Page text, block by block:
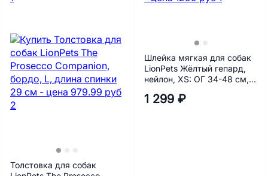
Толстовка для собак
Шлейка мягкая для собак
LionPets Жёлтый гепард,
нейлон, XS: ОГ 34-48 см,
1 299 ₽